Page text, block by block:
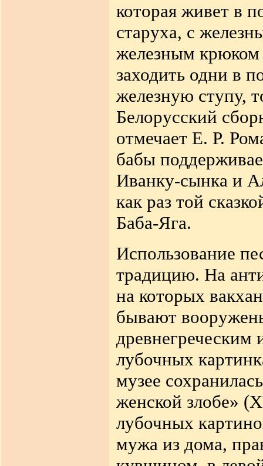
которая живет в
старуха, с
железным крюком
заходить одни в
железную ступу,
Белорусский
отмечает Е. Р.
бабы
Иванку-сынка и
как раз той
Баба-Яга.
Использование
традицию. На
на которых
бывают
древнегреческим
лубочных
музее
женской злобе»
лубочных
мужа из дома,